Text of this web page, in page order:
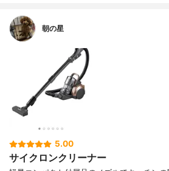
朝の星
5.00
サイクロンクリーナー